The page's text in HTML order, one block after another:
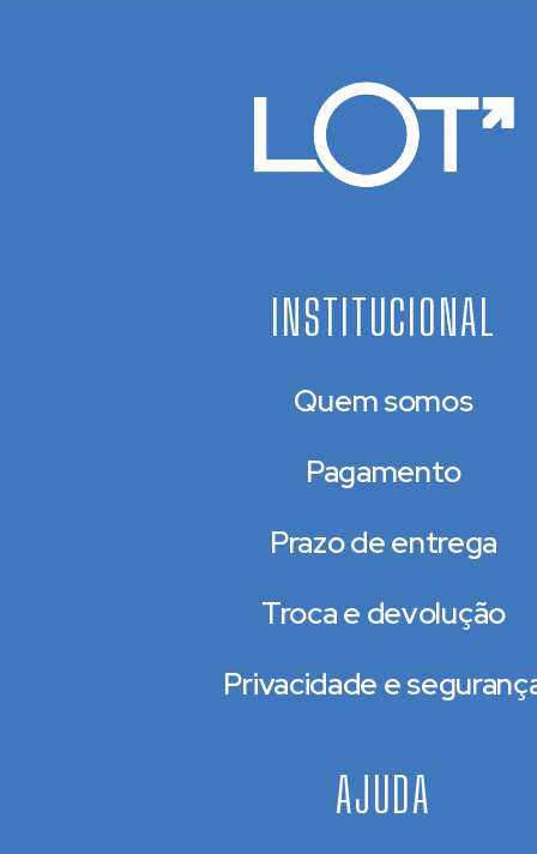
INSTITUCIONAL
Quem somos
Pagamento
Prazo de entrega
Troca e devolução
Privacidade e
AJUDA